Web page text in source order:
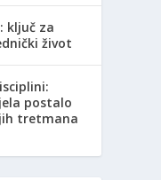
ključ za
život
postalo
tretmana